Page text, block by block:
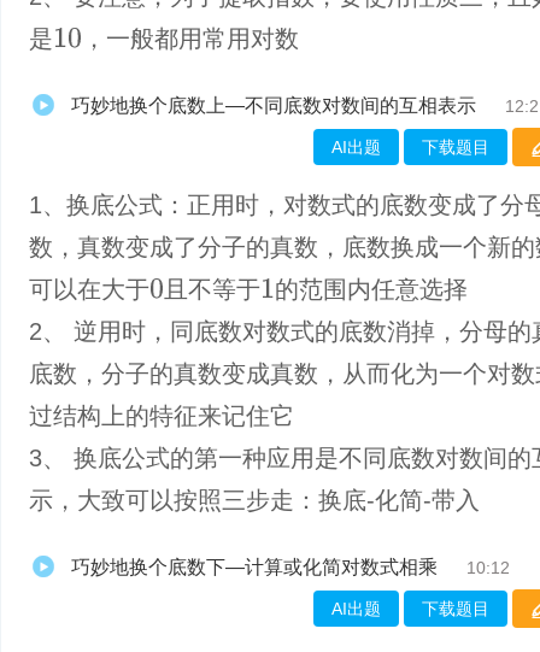
是10 ，一般都用常用对数
巧妙地换个底数上—不同底数对数间的互相表示
AI出题 下载题目
1、换底公式：正用时，对数式的底数变成了分
数，真数变成了分子的真数，底数换成一个新
可以在大于0 且不等于1 的范围内任意选择
2、 逆用时，同底数对数式的底数消掉，分母的
底数，分子的真数变成真数，从而化为一个对
过结构上的特征来记住它
3、 换底公式的第一种应用是不同底数对数间的
示，大致可以按照三步走：换底-化简-带入
巧妙地换个底数下—计算或化简对数式相乘 10:12
AI出题 下载题目